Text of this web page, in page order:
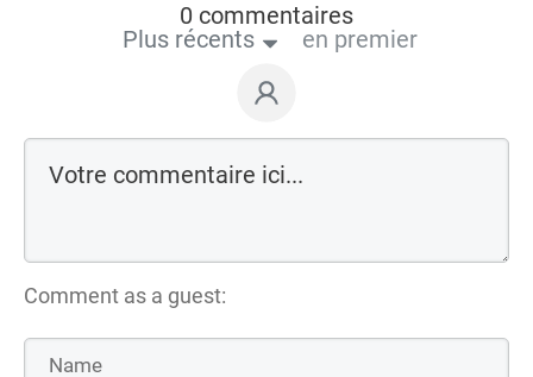
0 commentaires
Plus récents
en premier
Comment as a guest: